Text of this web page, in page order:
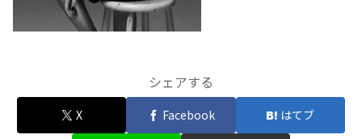
シェアする
X Facebook はてブ